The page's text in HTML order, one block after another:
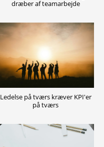
dræber af teamarbejde
Ledelse på tværs kræver KPI'er
på tværs